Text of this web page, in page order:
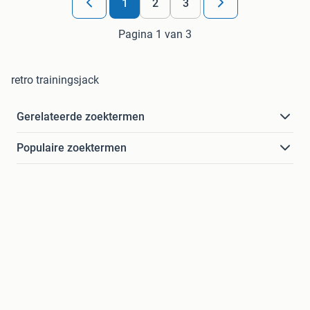
1 2 3
Pagina 1 van 3
retro trainingsjack
Gerelateerde zoektermen
Populaire zoektermen